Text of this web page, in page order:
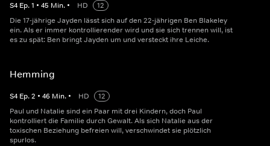
S4 Ep.1 • 45 Min. • HD
12
Die 17-jährige Jayden lässt sich auf den 22-jährigen Ben Blakeley
ein. Als er immer kontrollierender wird und sie sich trennen will, ist
es zu spät: Ben bringt Jayden um und versteckt ihre Leiche.
Hemming
S4 Ep.2 • 46 Min. • HD
12
Paul und Natalie sind ein Paar mit drei Kindern, doch Paul
kontrolliert die Familie durch Gewalt. Als sich Natalie aus der
toxischen Beziehung befreien will, verschwindet sie plötzlich
spurlos.